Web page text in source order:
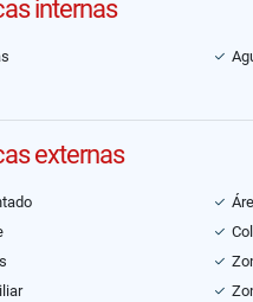
internas
externas